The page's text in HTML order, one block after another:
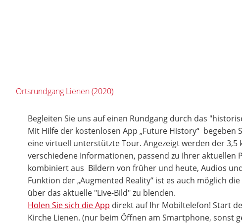
Ortsrundgang Lienen (2020)
Begleiten Sie uns auf einen Rundgang durch das
Mit Hilfe der kostenlosen App „Future History“ begeben
eine virtuell unterstützte Tour. Angezeigt werden der 3,5
verschiedene Informationen, passend zu Ihrer aktuellen
kombiniert aus Bildern von früher und heute, Audios
Funktion der „Augmented Reality“ ist es auch möglich
über das aktuelle "Live-Bild" zu blenden.
Holen Sie sich die App direkt auf Ihr Mobiltelefon! Start
Kirche Lienen. (nur beim Öffnen am Smartphone, sonst